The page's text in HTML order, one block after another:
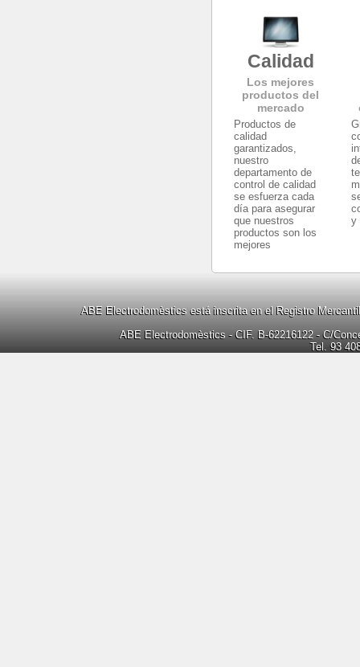
Calidad
Los mejores
productos del
mercado
Productos de
calidad
garantizados,
nuestro
departamento de
control de calidad
se esfuerza cada
día para asegurar
que nuestros
productos son los
mejores
y
ABE Electrodomèstics está inscrita en el Registro
ABE Electrodomèstics - CIF. B-62216122 - C/
Tel. 93